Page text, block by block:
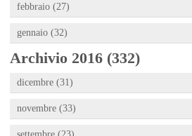
febbraio (27)
gennaio (32)
Archivio 2016 (332)
dicembre (31)
novembre (33)